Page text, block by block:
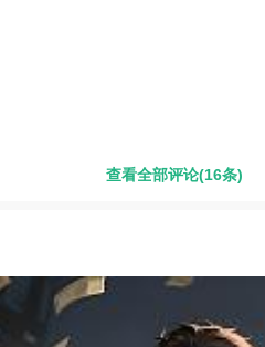
查看全部评论(16条)